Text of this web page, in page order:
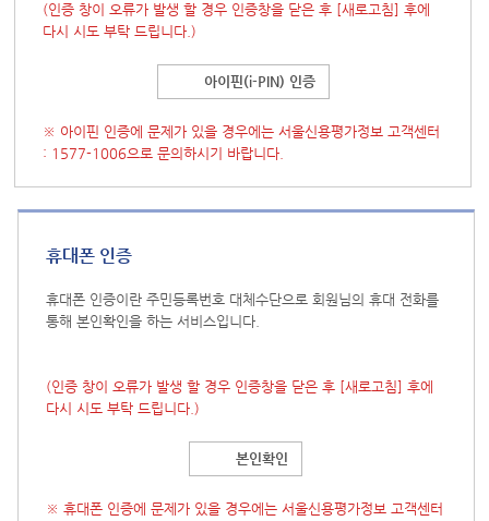
(인증 창이 오류가 발생 할 경우 인증창을 닫은 후 [새로고침] 후에
다시 시도 부탁 드립니다.)
아이핀(i-PIN) 인증
※ 아이핀 인증에 문제가 있을 경우에는 서울신용평가정보 고객센터
: 1577-1006으로 문의하시기 바랍니다.
휴대폰 인증
휴대폰 인증이란 주민등록번호 대체수단으로 회원님의 휴대 전화를
통해 본인확인을 하는 서비스입니다.
(인증 창이 오류가 발생 할 경우 인증창을 닫은 후 [새로고침] 후에
다시 시도 부탁 드립니다.)
본인확인
※ 휴대폰 인증에 문제가 있을 경우에는 서울신용평가정보 고객센터